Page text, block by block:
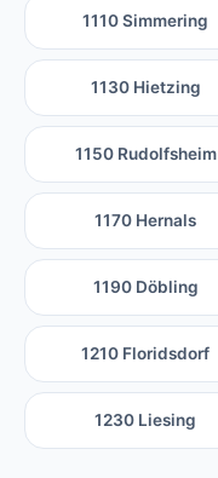
1110 Simmering
1130 Hietzing
1150 Rudolfsheim
1170 Hernals
1190 Döbling
1210 Floridsdorf
1230 Liesing